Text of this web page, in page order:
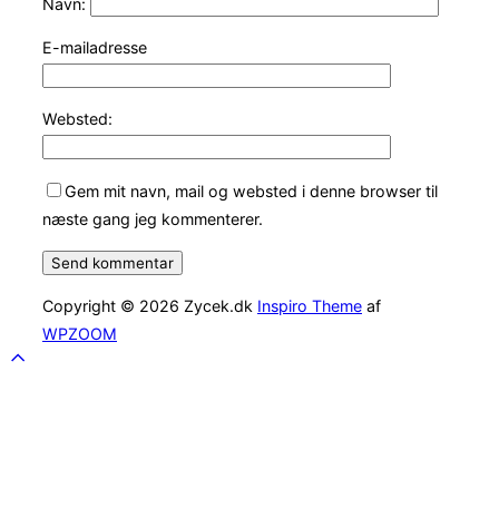
E-mailadresse
Websted:
Gem mit navn, mail og websted i denne browser til
næste gang jeg kommenterer.
Copyright © 2026 Zycek.dk Inspiro Theme af
WPZOOM